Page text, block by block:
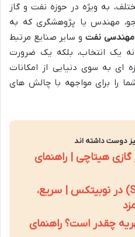
به ویژه در حوزه نفت و گاز
مهندس یا پژوهشگری که به
مهندسی نفت و سایر صنایع مرتبط
یک انتخاب، بلکه یک ضرورت
ای به سوی دنیایی از امکانات
را برای مواجهه با چالش های
دوست داشته اند
گازی هیتاچی | راهنمای
خرید ارز شیبا (SHIB) در نوبیتکس | سریع،
چقدر است؟ راهنمای